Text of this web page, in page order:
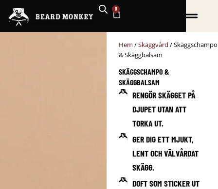
Hoppa
innehåll
0
VARUKORG
Hem /Skäggvård / Skäggschampo
& Skäggbalsam
SKÄGGSCHAMPO &
SKÄGGBALSAM
RENGÖR SKÄGGET PÅ
DJUPET UTAN ATT
TORKA UT.
GER DIG ETT MJUKT,
LENT OCH VÄLVÅRDAT
SKÄGG.
DOFT SOM STICKER UT